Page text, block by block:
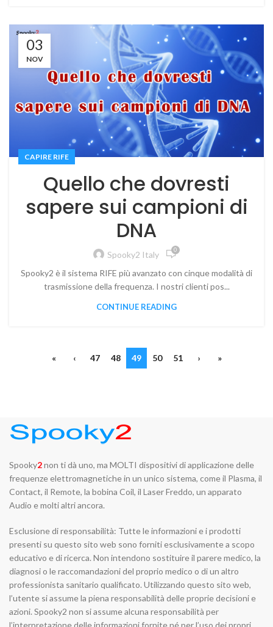
03
NOV
CAPIRE RIFE
Quello che dovresti
sapere sui campioni di
DNA
Spooky2 Italy 0
Spooky2 è il sistema RIFE più avanzato con cinque modalità di
trasmissione della frequenza. I nostri clienti pos...
CONTINUE READING
« ‹ 47 48 49 50 51 › »
Spooky2non ti dà uno, ma MOLTI dispositivi di applicazione delle
frequenze elettromagnetiche in un unico sistema, come il Plasma, il
Contact, il Remote, la bobina Coil, il Laser Freddo, un apparato
Audio e molti altri ancora.
Esclusione di responsabilità: Tutte le informazioni e i prodotti
presenti su questo sito web sono forniti esclusivamente a scopo
educativo e di ricerca. Non intendono sostituire il parere medico, la
diagnosi o le raccomandazioni del proprio medico o di un altro
professionista sanitario qualificato. Utilizzando questo sito web,
l’utente si assume la piena responsabilità delle proprie decisioni e
azioni. Spooky2 non si assume alcuna responsabilità per